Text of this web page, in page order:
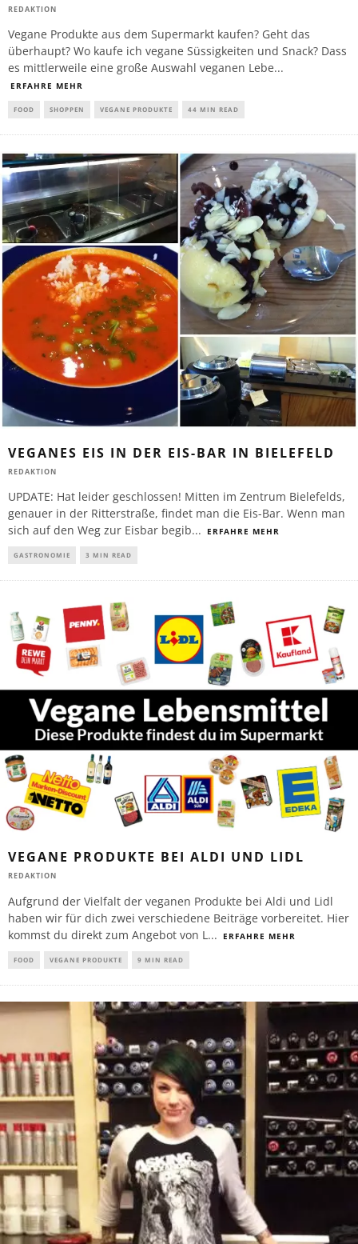
REDAKTION
Vegane Produkte aus dem Supermarkt kaufen? Geht das
überhaupt? Wo kaufe ich vegane Süssigkeiten und Snack? Dass
es mittlerweile eine große Auswahl veganen Lebe...
ERFAHRE MEHR
FOOD SHOPPEN VEGANE PRODUKTE 44 MIN READ
VEGANES EIS IN DER EIS-BAR IN BIELEFELD
REDAKTION
UPDATE: Hat leider geschlossen! Mitten im Zentrum Bielefelds,
genauer in der Ritterstraße, findet man die Eis-Bar. Wenn man
sich auf den Weg zur Eisbar begib... ERFAHRE MEHR
GASTRONOMIE 3 MIN READ
VEGANE PRODUKTE BEI ALDI UND LIDL
REDAKTION
Aufgrund der Vielfalt der veganen Produkte bei Aldi und Lidl
haben wir für dich zwei verschiedene Beiträge vorbereitet. Hier
kommst du direkt zum Angebot von L... ERFAHRE MEHR
FOOD VEGANE PRODUKTE 9 MIN READ